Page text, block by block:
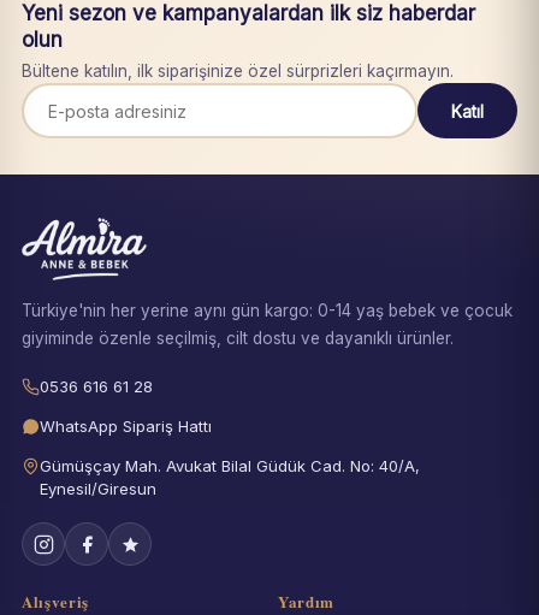
Yeni sezon ve kampanyalardan ilk siz haberdar
olun
Bültene katılın, ilk siparişinize özel sürprizleri kaçırmayın.
Katıl
Türkiye'nin her yerine aynı gün kargo: 0-14 yaş bebek ve çocuk
giyiminde özenle seçilmiş, cilt dostu ve dayanıklı ürünler.
0536 616 61 28
WhatsApp Sipariş Hattı
Gümüşçay Mah. Avukat Bilal Güdük Cad. No: 40/A,
Eynesil/Giresun
Alışveriş Yardım